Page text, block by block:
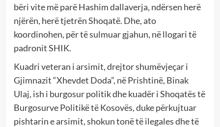
bëri vite më parë Hashim dallaverja, ndërsen herë
njërën, herë tjetrën Shoqatë. Dhe, ato
koordinohen, për të sulmuar gjahun, në llogari të
padronit SHIK.
Kuadri veteran i arsimit, drejtor shumëvjeçar i
Gjimnazit “Xhevdet Doda”, në Prishtinë, Binak
Ulaj, ish i burgosur politik dhe kuadër i Shoqatës të
Burgosurve Politikë të Kosovës, duke përkujtuar
pishtarin e arsimit, shokun tonë të ilegales dhe të